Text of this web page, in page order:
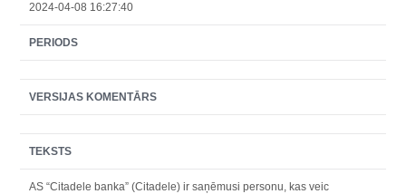
2024-04-08 16:27:40
PERIODS
VERSIJAS KOMENTĀRS
TEKSTS
AS “Citadele banka” (Citadele) ir saņēmusi personu, kas veic